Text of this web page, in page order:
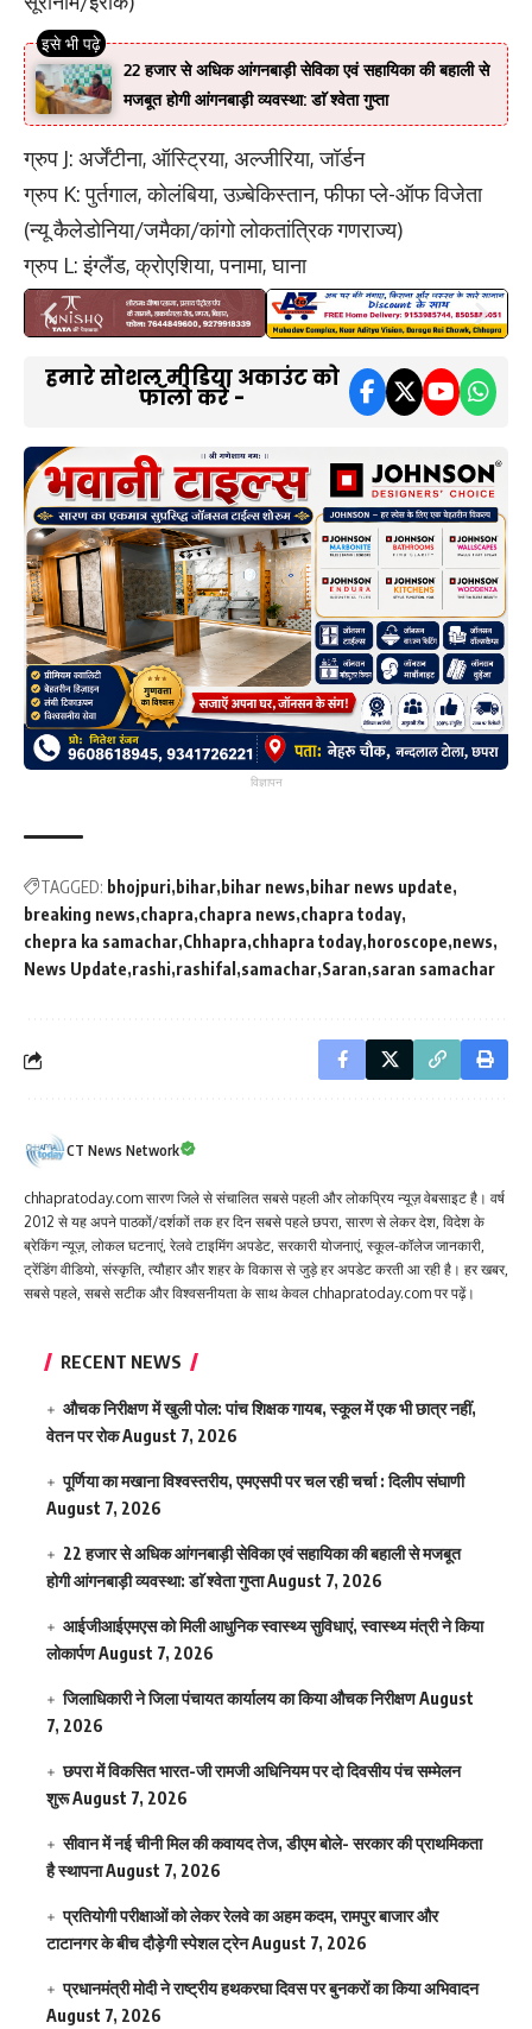
22 हजार से अधिक आंगनबाड़ी सेविका एवं सहायिका की बहाली से
मजबूत होगी आंगनबाड़ी व्यवस्था: डाॅ श्वेता गुप्ता
ग्रुप J: अर्जेंटीना, ऑस्ट्रिया, अल्जीरिया, जॉर्डन
ग्रुप K: पुर्तगाल, कोलंबिया, उज़्बेकिस्तान, फीफा प्ले-ऑफ विजेता
(न्यू कैलेडोनिया/जमैका/कांगो लोकतांत्रिक गणराज्य)
ग्रुप L: इंग्लैंड, क्रोएशिया, पनामा, घाना
हमारे सोशल मीडिया अकाउंट को
फॉलो करें -
विज्ञापन
TAGGED: bhojpuri bihar bihar news bihar news update
breaking news chapra chapra news chapra today
chepra ka samachar Chhapra chhapra today horoscope news
News Update rashi rashifal samachar Saran saran samachar
CT News Network
chhapratoday.com सारण जिले से संचालित सबसे पहली और लोकप्रिय न्यूज़ वेबसाइट है। वर्ष
2012 से यह अपने पाठकों/दर्शकों तक हर दिन सबसे पहले छपरा, सारण से लेकर देश, विदेश के
ब्रेकिंग न्यूज़, लोकल घटनाएं, रेलवे टाइमिंग अपडेट, सरकारी योजनाएं, स्कूल-कॉलेज जानकारी,
ट्रेंडिंग वीडियो, संस्कृति, त्यौहार और शहर के विकास से जुड़े हर अपडेट करती आ रही है। हर खबर,
सबसे पहले, सबसे सटीक और विश्वसनीयता के साथ केवल chhapratoday.com पर पढ़ें।
RECENT NEWS
औचक निरीक्षण में खुली पोल: पांच शिक्षक गायब, स्कूल में एक भी छात्र नहीं,
वेतन पर रोकAugust 7, 2026
पूर्णिया का मखाना विश्वस्तरीय, एमएसपी पर चल रही चर्चा : दिलीप संघाणी
August 7, 2026
22 हजार से अधिक आंगनबाड़ी सेविका एवं सहायिका की बहाली से मजबूत
होगी आंगनबाड़ी व्यवस्था: डाॅ श्वेता गुप्ताAugust 7, 2026
आईजीआईएमएस काे मिली आधुनिक स्वास्थ्य सुविधाएं, स्वास्थ्य मंत्री ने किया
लोकार्पणAugust 7, 2026
जिलाधिकारी ने जिला पंचायत कार्यालय का किया औचक निरीक्षणAugust
7, 2026
छपरा में विकसित भारत-जी रामजी अधिनियम पर दो दिवसीय पंच सम्मेलन
शुरूAugust 7, 2026
सीवान में नई चीनी मिल की कवायद तेज, डीएम बोले- सरकार की प्राथमिकता
है स्थापनाAugust 7, 2026
प्रतियोगी परीक्षाओं को लेकर रेलवे का अहम कदम, रामपुर बाजार और
टाटानगर के बीच दौड़ेगी स्पेशल ट्रेनAugust 7, 2026
प्रधानमंत्री मोदी ने राष्ट्रीय हथकरघा दिवस पर बुनकरों का किया अभिवादन
August 7, 2026